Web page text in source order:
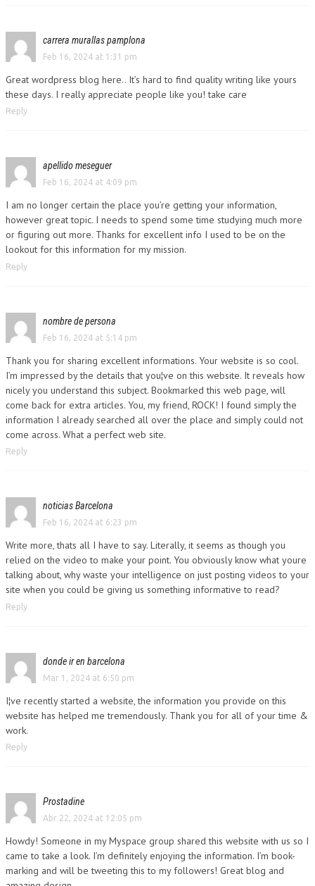
carrera murallas pamplona
Feb 16, 2024 at 1:31 pm
Great wordpress blog here.. It’s hard to find quality writing like yours
these days. I really appreciate people like you! take care
Reply
apellido meseguer
Feb 16, 2024 at 4:09 pm
I am no longer certain the place you’re getting your information,
however great topic. I needs to spend some time studying much more
or figuring out more. Thanks for excellent info I used to be on the
lookout for this information for my mission.
Reply
nombre de persona
Feb 16, 2024 at 5:14 pm
Thank you for sharing excellent informations. Your website is so cool.
I’m impressed by the details that you¦ve on this website. It reveals how
nicely you understand this subject. Bookmarked this web page, will
come back for extra articles. You, my friend, ROCK! I found simply the
information I already searched all over the place and simply could not
come across. What a perfect web site.
Reply
noticias Barcelona
Feb 16, 2024 at 6:23 pm
Write more, thats all I have to say. Literally, it seems as though you
relied on the video to make your point. You obviously know what youre
talking about, why waste your intelligence on just posting videos to your
site when you could be giving us something informative to read?
Reply
donde ir en barcelona
Mar 1, 2024 at 6:50 pm
I¦ve recently started a website, the information you provide on this
website has helped me tremendously. Thank you for all of your time &
work.
Reply
Prostadine
Abr 22, 2024 at 12:05 pm
Howdy! Someone in my Myspace group shared this website with us so I
came to take a look. I’m definitely enjoying the information. I’m book-
marking and will be tweeting this to my followers! Great blog and